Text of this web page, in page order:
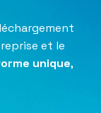
et le
unique,